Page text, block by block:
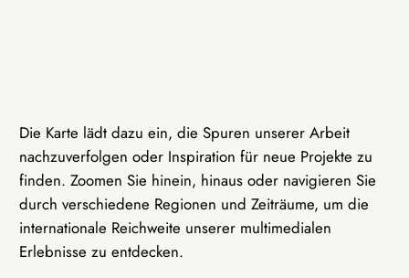
Die Karte lädt dazu ein, die Spuren unserer Arbeit
nachzuverfolgen oder Inspiration für neue Projekte zu
finden. Zoomen Sie hinein, hinaus oder navigieren Sie
durch verschiedene Regionen und Zeiträume, um die
internationale Reichweite unserer multimedialen
Erlebnisse zu entdecken.